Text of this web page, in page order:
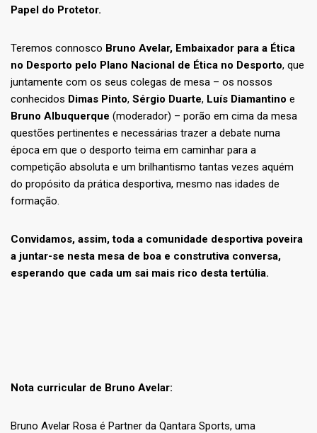
Papel do Protetor.
Teremos connosco Bruno Avelar, Embaixador para a Ética
no Desporto pelo Plano Nacional de Ética no Desporto, que
juntamente com os seus colegas de mesa – os nossos
conhecidos Dimas Pinto, Sérgio Duarte, Luís Diamantino e
Bruno Albuquerque (moderador) – porão em cima da mesa
questões pertinentes e necessárias trazer a debate numa
época em que o desporto teima em caminhar para a
competição absoluta e um brilhantismo tantas vezes aquém
do propósito da prática desportiva, mesmo nas idades de
formação.
Convidamos, assim, toda a comunidade desportiva poveira
a juntar-se nesta mesa de boa e construtiva conversa,
esperando que cada um sai mais rico desta tertúlia.
Nota curricular de Bruno Avelar:
Bruno Avelar Rosa é Partner da Qantara Sports, uma